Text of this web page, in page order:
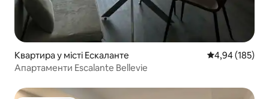
Квартира у місті Ескаланте Середня
4,94 (185)
Апартаменти Escalante Bellevie